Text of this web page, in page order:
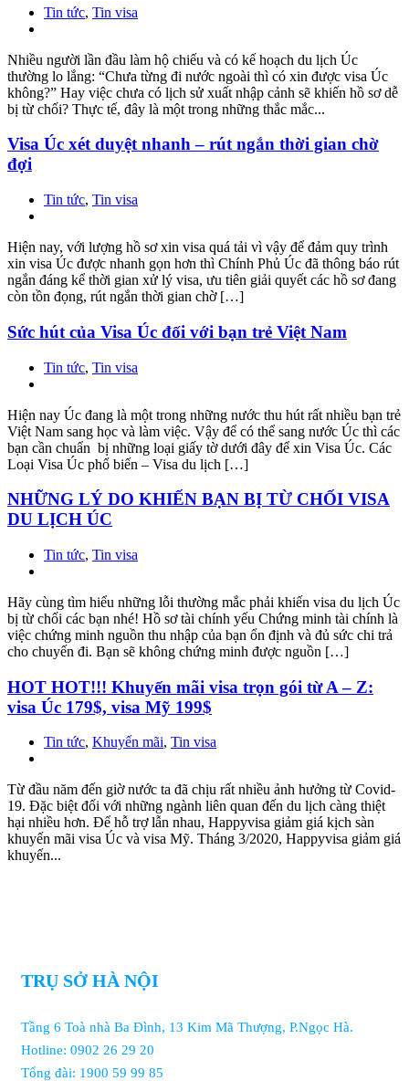
Tin tức, Tin visa
Nhiều người lần đầu làm hộ chiếu và có kế hoạch du lịch Úc
thường lo lắng: “Chưa từng đi nước ngoài thì có xin được visa Úc
không?” Hay việc chưa có lịch sử xuất nhập cảnh sẽ khiến hồ sơ dễ
bị từ chối? Thực tế, đây là một trong những thắc mắc...
Visa Úc xét duyệt nhanh – rút ngắn thời gian chờ
đợi
Tin tức, Tin visa
Hiện nay, với lượng hồ sơ xin visa quá tải vì vậy để đảm quy trình
xin visa Úc được nhanh gọn hơn thì Chính Phủ Úc đã thông báo rút
ngắn đáng kể thời gian xử lý visa, ưu tiên giải quyết các hồ sơ đang
còn tồn đọng, rút ngắn thời gian chờ […]
Sức hút của Visa Úc đối với bạn trẻ Việt Nam
Tin tức, Tin visa
Hiện nay Úc đang là một trong những nước thu hút rất nhiều bạn trẻ
Việt Nam sang học và làm việc. Vậy để có thể sang nước Úc thì các
bạn cần chuẩn bị những loại giấy tờ dưới đây để xin Visa Úc. Các
Loại Visa Úc phổ biến – Visa du lịch […]
NHỮNG LÝ DO KHIẾN BẠN BỊ TỪ CHỐI VISA
DU LỊCH ÚC
Tin tức, Tin visa
Hãy cùng tìm hiểu những lỗi thường mắc phải khiến visa du lịch Úc
bị từ chối các bạn nhé! Hồ sơ tài chính yếu Chứng minh tài chính là
việc chứng minh nguồn thu nhập của bạn ổn định và đủ sức chi trả
cho chuyến đi. Bạn sẽ không chứng minh được nguồn […]
HOT HOT!!! Khuyến mãi visa trọn gói từ A – Z:
visa Úc 179$, visa Mỹ 199$
Tin tức, Khuyến mãi, Tin visa
Từ đầu năm đến giờ nước ta đã chịu rất nhiều ảnh hưởng từ Covid-
19. Đặc biệt đối với những ngành liên quan đến du lịch càng thiệt
hại nhiều hơn. Để hỗ trợ lẫn nhau, Happyvisa giảm giá kịch sàn
khuyến mãi visa Úc và visa Mỹ. Tháng 3/2020, Happyvisa giảm giá
khuyến...
TRỤ SỞ HÀ NỘI
Tầng 6 Toà nhà Ba Đình, 13 Kim Mã Thượng, P.Ngọc Hà.
Hotline: 0902 26 29 20
Tổng đài: 1900 59 99 85